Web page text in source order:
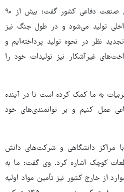
وزیر دفاع با تأکید بر خودکفایی صنعت دفاعی کشور گفت: بیش از ۹۰
تولید می‌شود و در طول جنگ نیز
نظر در نحوه تولید پرداخته‌ایم و
غیرآشکار نیز تولیدات خود را
به ما کمک کرده است تا در آینده
عمل کنیم و بر توانمندی‌های خود
مراکز دانشگاهی و شرکت‌های دانش
کوچک اشاره کرد. وی گفت: ما به
از خارج کشور نیز تأمین مواد اولیه